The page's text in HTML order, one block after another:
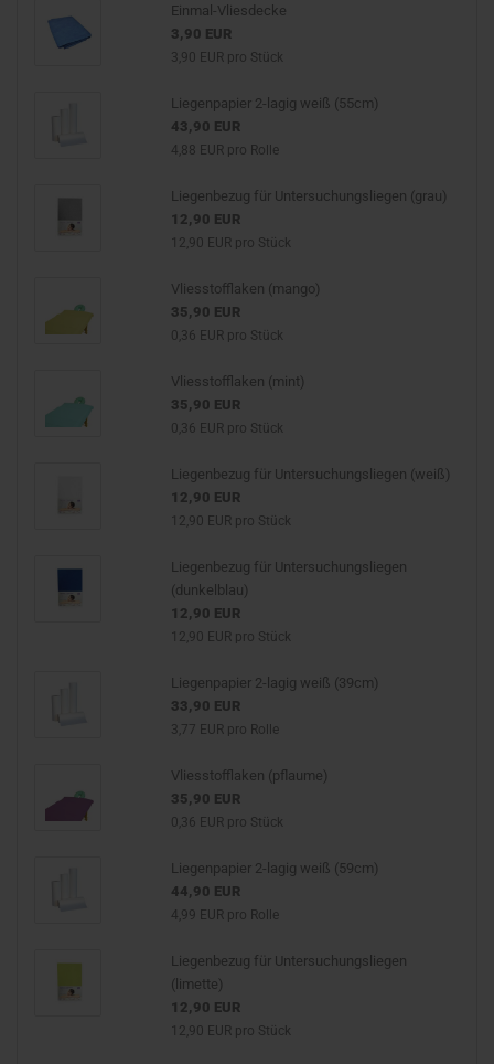
Einmal-Vliesdecke
3,90 EUR
3,90 EUR pro Stück
Liegenpapier 2-lagig weiß (55cm)
43,90 EUR
4,88 EUR pro Rolle
Liegenbezug für Untersuchungsliegen (grau)
12,90 EUR
12,90 EUR pro Stück
Vliesstofflaken (mango)
35,90 EUR
0,36 EUR pro Stück
Vliesstofflaken (mint)
35,90 EUR
0,36 EUR pro Stück
Liegenbezug für Untersuchungsliegen (weiß)
12,90 EUR
12,90 EUR pro Stück
Liegenbezug für Untersuchungsliegen
(dunkelblau)
12,90 EUR
12,90 EUR pro Stück
Liegenpapier 2-lagig weiß (39cm)
33,90 EUR
3,77 EUR pro Rolle
Vliesstofflaken (pflaume)
35,90 EUR
0,36 EUR pro Stück
Liegenpapier 2-lagig weiß (59cm)
44,90 EUR
4,99 EUR pro Rolle
Liegenbezug für Untersuchungsliegen
(limette)
12,90 EUR
12,90 EUR pro Stück